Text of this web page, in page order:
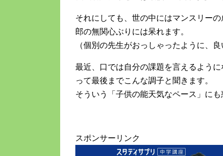
それにしても、世の中にはマンスリー
郎の無関心ぶりには呆れます。
（個別の先生がおっしゃったように、
最近、口では自分の課題を言えるよう
って最後までこんな調子と聞きます。
そういう「子供の能天気なペース」に
スポンサーリンク